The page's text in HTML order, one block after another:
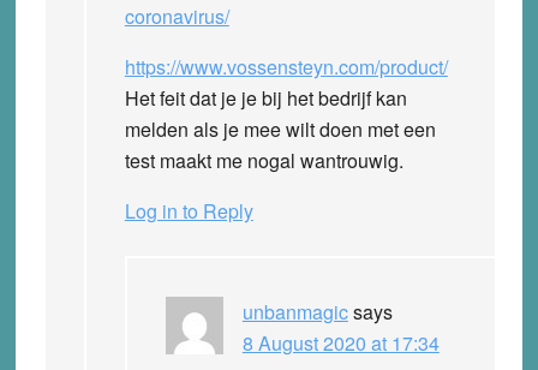
coronavirus/
https://www.vossensteyn.com/product/
Het feit dat je je bij het bedrijf kan
melden als je mee wilt doen met een
test maakt me nogal wantrouwig.
Log in to Reply
unbanmagicsays
8 August 2020 at 17:34